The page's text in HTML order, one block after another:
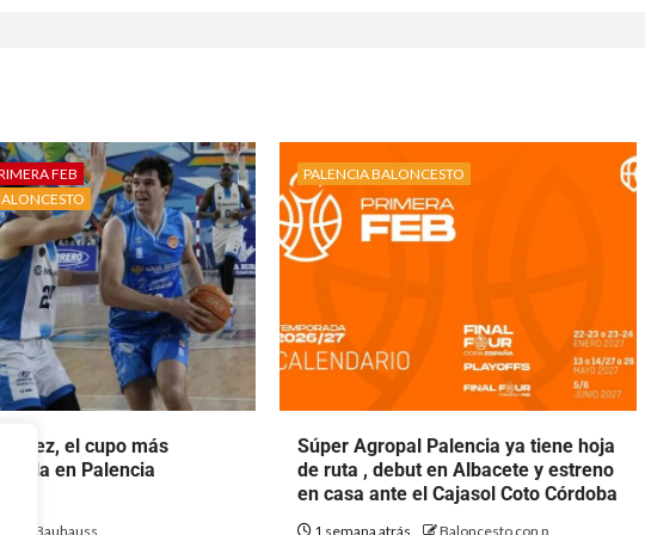
FEB
el cupo más
en Palencia
Bauhauss
PALENCIA BALONCESTO
Súper Agropal Palencia ya tiene hoja
de ruta , debut en Albacete y estreno
en casa ante el Cajasol Coto Córdoba
1 semana atrás Baloncesto con p